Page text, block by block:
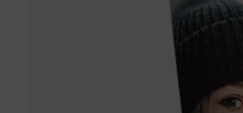
Protectores de fútbol